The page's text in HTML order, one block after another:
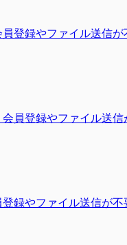
登録やファイル送信が
員登録やファイル送信
録やファイル送信が